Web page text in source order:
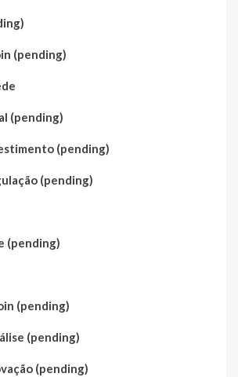
(pending)
(pending)
(pending)
(pending)
(pending)
(pending)
(pending)
(pending)